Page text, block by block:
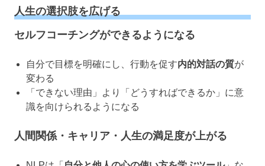
人生の選択肢を広げる
セルフコーチングができるようになる
自分で目標を明確にし、行動を促す内的対話の質が
変わる
「できない理由」より「どうすればできるか」に意
識を向けられるようになる
人間関係・キャリア・人生の満足度が上がる